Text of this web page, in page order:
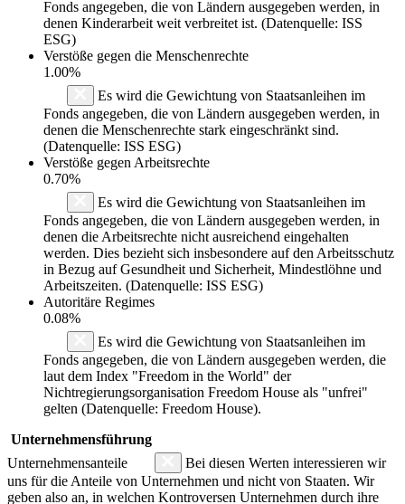
Fonds angegeben, die von Ländern ausgegeben werden, in
denen Kinderarbeit weit verbreitet ist. (Datenquelle: ISS
ESG)
Verstöße gegen die Menschenrechte
1.00%
Es wird die Gewichtung von Staatsanleihen im
Fonds angegeben, die von Ländern ausgegeben werden, in
denen die Menschenrechte stark eingeschränkt sind.
(Datenquelle: ISS ESG)
Verstöße gegen Arbeitsrechte
0.70%
Es wird die Gewichtung von Staatsanleihen im
Fonds angegeben, die von Ländern ausgegeben werden, in
denen die Arbeitsrechte nicht ausreichend eingehalten
werden. Dies bezieht sich insbesondere auf den Arbeitsschutz
in Bezug auf Gesundheit und Sicherheit, Mindestlöhne und
Arbeitszeiten. (Datenquelle: ISS ESG)
Autoritäre Regimes
0.08%
Es wird die Gewichtung von Staatsanleihen im
Fonds angegeben, die von Ländern ausgegeben werden, die
laut dem Index "Freedom in the World" der
Nichtregierungsorganisation Freedom House als "unfrei"
gelten (Datenquelle: Freedom House).
Unternehmensführung
Unternehmensanteile
Bei diesen Werten interessieren wir
uns für die Anteile von Unternehmen und nicht von Staaten. Wir
geben also an, in welchen Kontroversen Unternehmen durch ihre